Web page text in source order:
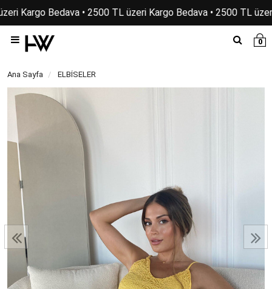
Kargo Bedava • 2500 TL üzeri Kargo Bedava • 2500 TL
0
Ana Sayfa ELBİSELER